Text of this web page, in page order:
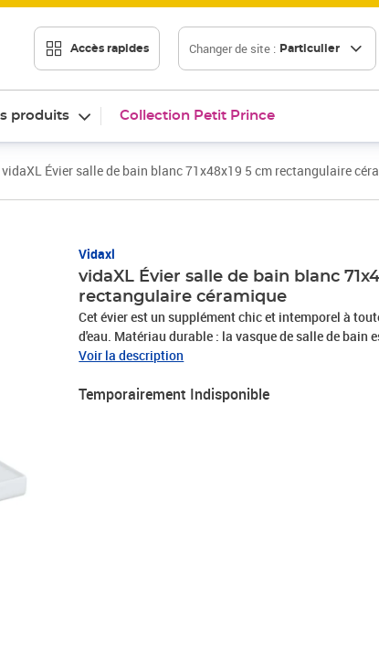
Accès rapides Changer de site : Particulier
produits Collection Petit Prince
vidaXL Évier salle de bain blanc 71x48x19 5 cm rectangulaire
Vidaxl
vidaXL Évier salle de bain blanc
rectangulaire céramique
Cet évier est un supplément chic et intemporel à
d'eau. Matériau durable : la vasque de salle de bain
Les matériaux céramiques sont résistants et
l'eau lorsqu'elle est trop pleine.Finition brillante : la
Voir la description
Temporairement Indisponible